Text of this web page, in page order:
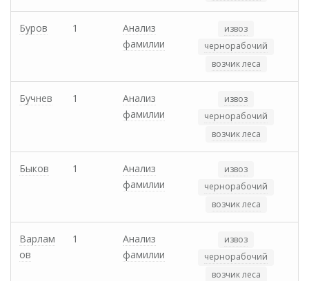
Буров 1
Анализ
фамилии
извоз
чернорабочий
возчик леса
Бучнев 1
Анализ
фамилии
извоз
чернорабочий
возчик леса
Быков 1
Анализ
фамилии
извоз
чернорабочий
возчик леса
Варлам
ов
1
Анализ
фамилии
извоз
чернорабочий
возчик леса